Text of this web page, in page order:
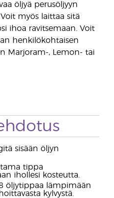
öljyä perusöljyyn
myös laittaa sitä
ihoa ravitsemaan. Voit
henkilökohtaisen
Marjoram-, Lemon- tai
sisään öljyn
tippa
ihollesi kosteutta.
8 öljytippaa lämpimään
kylvystä.